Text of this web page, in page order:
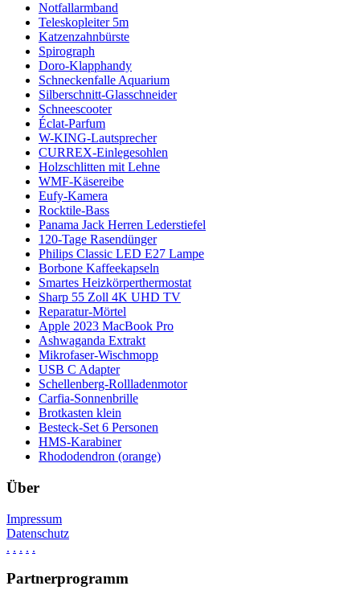
Notfallarmband
Teleskopleiter 5m
Katzenzahnbürste
Spirograph
Doro-Klapphandy
Schneckenfalle Aquarium
Silberschnitt-Glasschneider
Schneescooter
Éclat-Parfum
W-KING-Lautsprecher
CURREX-Einlegesohlen
Holzschlitten mit Lehne
WMF-Käsereibe
Eufy-Kamera
Rocktile-Bass
Panama Jack Herren Lederstiefel
120-Tage Rasendünger
Philips Classic LED E27 Lampe
Borbone Kaffeekapseln
Smartes Heizkörperthermostat
Sharp 55 Zoll 4K UHD TV
Reparatur-Mörtel
Apple 2023 MacBook Pro
Ashwaganda Extrakt
Mikrofaser-Wischmopp
USB C Adapter
Schellenberg-Rollladenmotor
Carfia-Sonnenbrille
Brotkasten klein
Besteck-Set 6 Personen
HMS-Karabiner
Rhododendron (orange)
Über
Impressum
Datenschutz
. . . . .
Partnerprogramm